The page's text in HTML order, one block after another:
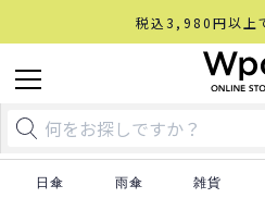
税込3,980円以上
日傘 雨傘 雑貨